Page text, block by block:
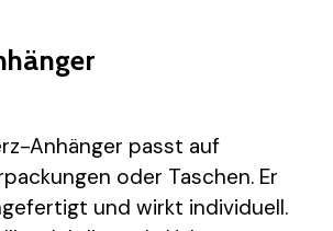
Anhänger passt auf
oder Taschen. Er
und wirkt individuell.